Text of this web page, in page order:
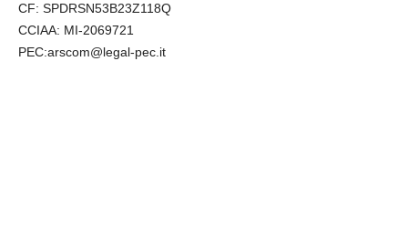
CF: SPDRSN53B23Z118Q
CCIAA: MI-2069721
PEC:arscom@legal-pec.it